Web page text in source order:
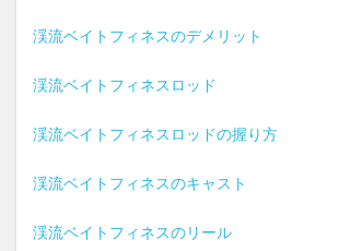
渓流ベイトフィネスのデメリット
渓流ベイトフィネスロッド
渓流ベイトフィネスロッドの握り方
渓流ベイトフィネスのキャスト
渓流ベイトフィネスのリール